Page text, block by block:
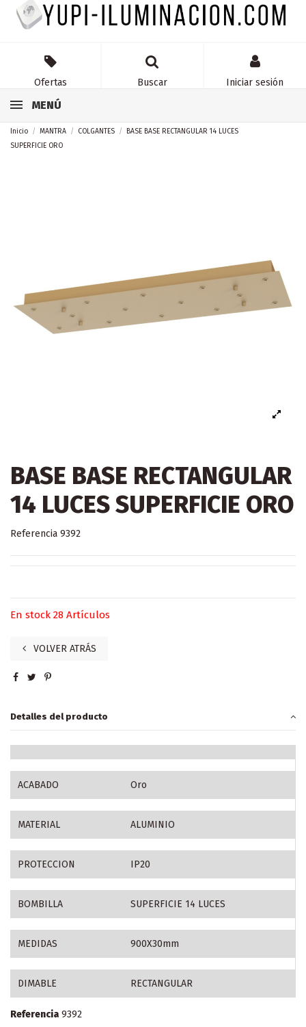
Ofertas Buscar Iniciar sesión
MENÚ
Inicio MANTRA COLGANTES
BASE BASE RECTANGULAR 14 LUCES
SUPERFICIE ORO
BASE BASE RECTANGULAR
14 LUCES SUPERFICIE ORO
Referencia 9392
En stock 28 Artículos
VOLVER ATRÁS
Detalles del producto
ACABADO Oro
MATERIAL ALUMINIO
PROTECCION IP20
BOMBILLA SUPERFICIE 14 LUCES
MEDIDAS 900X30mm
DIMABLE RECTANGULAR
Referencia 9392